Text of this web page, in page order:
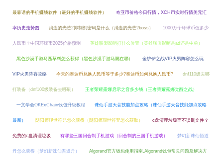
最靠谱的手机赚钱软件（最好的手机赚钱软件） 奇亚币价格今日行情，XCH币实时行情美元汇
率历史走势图 消逝的光芒2抑制剂密码是什么（消逝的光芒2boss） 1000万个环球币值多少
人民币？中国环球币2025价格预测 英雄联盟影哨打什么位置（英雄联盟影哨是ad还是中单）
黑色沙漠手游马匹草料怎么获得（黑色沙漠手游马厩在哪） 金铲铲之战VIP火男阵容怎么玩
VIP火男阵容攻略 今天的泰达币兑换人民币等于多少?泰达币如何兑换人民币? dnf110级去哪
打装备（dnf100级装备去哪刷） 王者荣耀露娜启示之音多少钱（王者荣耀露娜觉醒之战）
一文学会OKExChain钱包升级教程 诛仙手游天音技能加点攻略（诛仙手游天音技能加点攻略
最新） 阴阳师现世符咒怎么获得（阴阳师现世符咒怎么获取） c盘清理垃圾而不误删文件？
免费的c盘清理垃圾 有哪些三国回合制手机游戏（回合制的三国手机游戏） 梦幻新诛仙悟道
丹怎么获得（梦幻新诛仙吾道丹） Algorand官方钱包使用指南,Algorand钱包常见问题及解决方